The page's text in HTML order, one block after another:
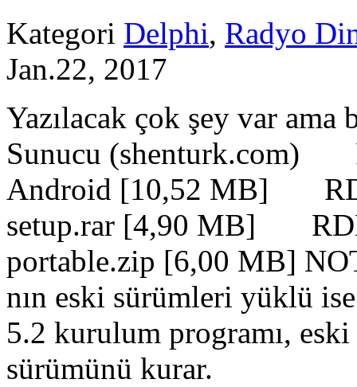
Kategori Delphi, Radyo
Jan.22, 2017
Yazılacak çok şey var ama
Sunucu (shenturk.com)
Android [10,52 MB]
setup.rar [4,90 MB]
portable.zip [6,00 MB]
nın eski sürümleri yüklü
5.2 kurulum programı,
sürümünü kurar.